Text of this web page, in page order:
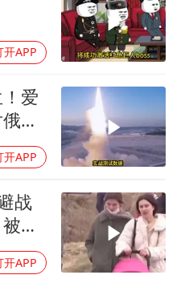
开APP
爱
朝
有多
开APP
战
眼
开APP